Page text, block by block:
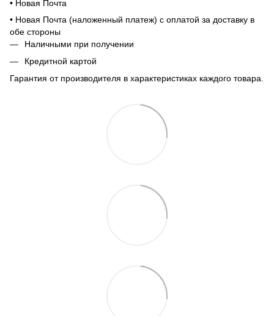
• Новая Почта
• Новая Почта (наложенный платеж) с оплатой за доставку в
обе стороны
Наличными при получении
Кредитной картой
Гарантия от производителя в характеристиках каждого товара.